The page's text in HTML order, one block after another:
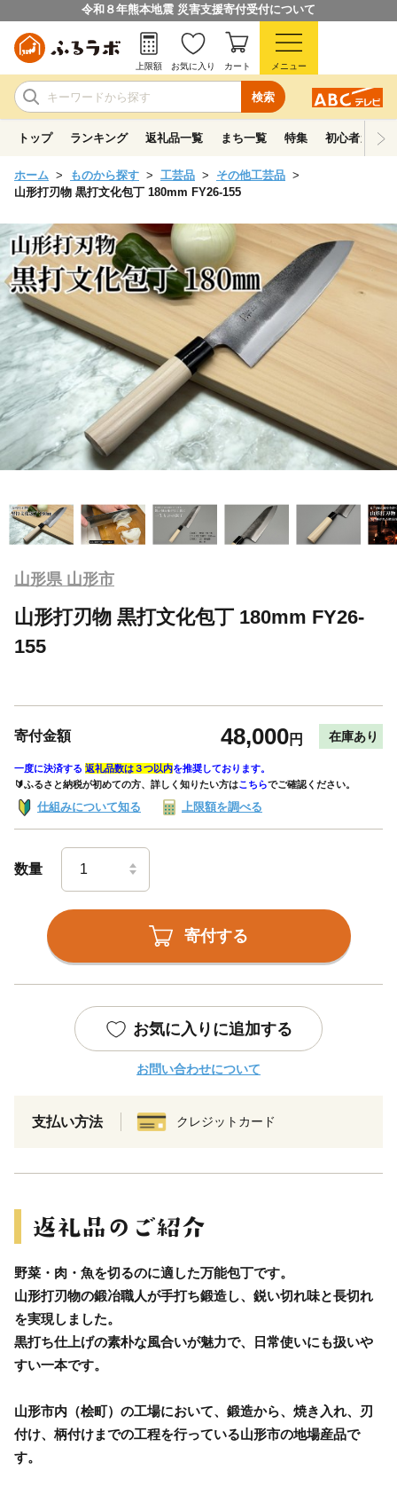
令和８年熊本地震 災害支援寄付受付について
検索
上限額 お気に入り カート メニュー
トップ ランキング 返礼品一覧 まち一覧 特集 初心者ガイド
ホーム ものから探す 工芸品
その他工芸品
山形打刃物 黒打文化包丁 180mm FY26-155
山形県 山形市
山形打刃物 黒打文化包丁 180mm FY26-
155
寄付金額 48,000円 在庫あり
一度に決済する 返礼品数は３つ以内を推奨しております。
🔰ふるさと納税が初めての方、詳しく知りたい方はこちらでご確認ください。
仕組みについて知る 上限額を調べる
数量
寄付する
お気に入りに追加する
お問い合わせについて
支払い方法 クレジットカード
野菜・肉・魚を切るのに適した万能包丁です。
山形打刃物の鍛冶職人が手打ち鍛造し、鋭い切れ味と長切れ
を実現しました。
黒打ち仕上げの素朴な風合いが魅力で、日常使いにも扱いや
すい一本です。
山形市内（桧町）の工場において、鍛造から、焼き入れ、刃
付け、柄付けまでの工程を行っている山形市の地場産品で
す。